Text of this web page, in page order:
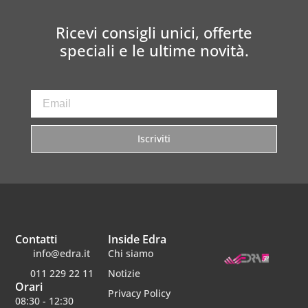
Ricevi consigli unici, offerte
speciali e le ultime novità.
Iscriviti
Inside Edra
Chi siamo
Notizie
Privacy Policy
Contatti
info@edra.it
011 229 22 11
Orari
08:30 - 12:30